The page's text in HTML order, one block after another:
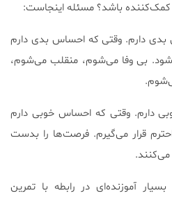
باشد؟ مسئله اینجاست:
بدی دارم. وقتی که احساس بدی دارم
بی وفا می‌شوم، منقلب می‌شوم،
دارم. وقتی که احساس خوبی دارم
قرار می‌گیرم. فرصت‌ها را بدست
می‌کنند.
آموزنده‌ای در رابطه با تمرین